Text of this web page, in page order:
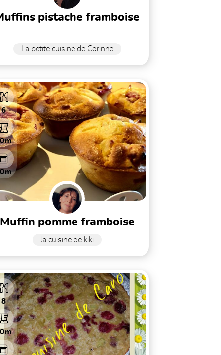
muffins pistache framboise
La petite cuisine de Corinne
6
muffin pomme framboise
la cuisine de kiki
8